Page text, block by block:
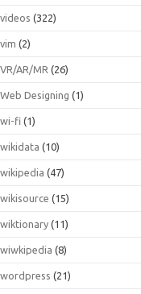
videos (322)
vim (2)
VR/AR/MR (26)
Web Designing (1)
wi-fi (1)
wikidata (10)
wikipedia (47)
wikisource (15)
wiktionary (11)
wiwkipedia (8)
wordpress (21)